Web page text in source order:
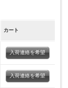
カート
入荷連絡を希望
入荷連絡を希望